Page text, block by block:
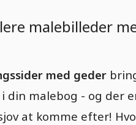
malebilleder
med geder
din malebog - og der
at komme efter!